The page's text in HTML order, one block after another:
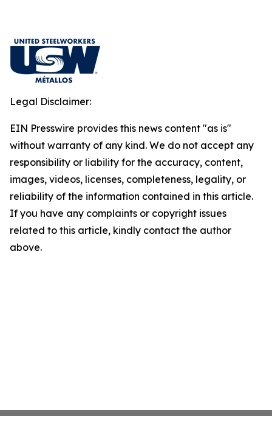
Legal Disclaimer:
EIN Presswire provides this news content "as is"
without warranty of any kind. We do not accept any
responsibility or liability for the accuracy, content,
images, videos, licenses, completeness, legality, or
reliability of the information contained in this article.
If you have any complaints or copyright issues
related to this article, kindly contact the author
above.